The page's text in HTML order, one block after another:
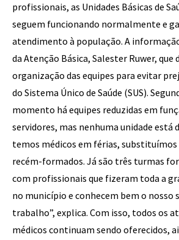
profissionais, as Unidades Básicas de
seguem funcionando normalmente e
atendimento à população. A
da Atenção Básica, Salester Ruwer, que
organização das equipes para evitar
do Sistema Único de Saúde (SUS).
momento há equipes reduzidas em
servidores, mas nenhuma unidade está
temos médicos em férias,
recém-formados. Já são três turmas
com profissionais que fizeram toda a
no município e conhecem bem o nosso
trabalho”, explica. Com isso, todos os
médicos continuam sendo oferecidos,